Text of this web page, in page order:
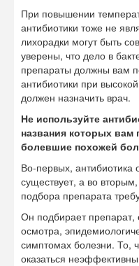
При повышении
антибиотики тоже не
лихорадки могут быть
уверены, что дело в
препараты должны вам
антибиотики при
должен назначить врач.
Не используйте
названия которых вам
болевшие похожей
Во-первых, антибиотика
существует, а во
подбора препарата
Он подбирает препарат,
осмотра,
симптомах болезни. То,
оказаться